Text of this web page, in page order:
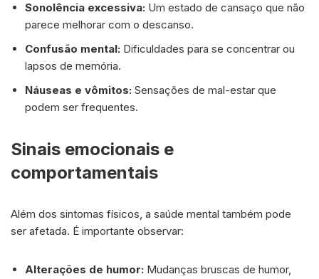
Sonolência excessiva: Um estado de cansaço que não
parece melhorar com o descanso.
Confusão mental: Dificuldades para se concentrar ou
lapsos de memória.
Náuseas e vômitos: Sensações de mal-estar que
podem ser frequentes.
Sinais emocionais e
comportamentais
Além dos sintomas físicos, a saúde mental também pode
ser afetada. É importante observar:
Alterações de humor: Mudanças bruscas de humor,